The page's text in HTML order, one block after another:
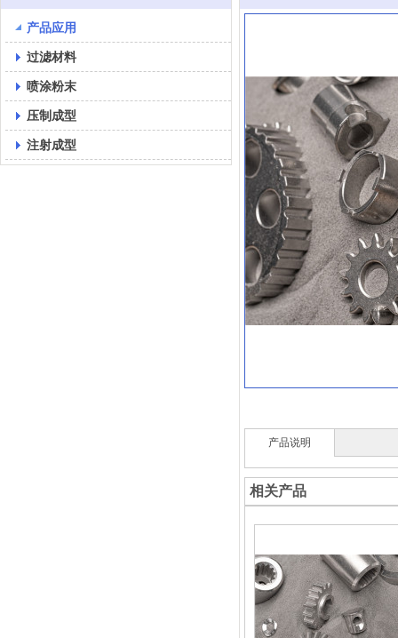
产品应用
过滤材料
喷涂粉末
压制成型
注射成型
产品说明
相关产品